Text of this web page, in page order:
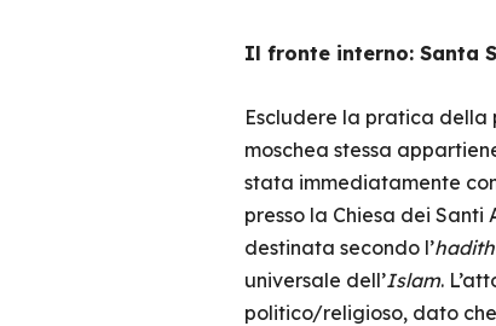
Il fronte interno: Santa
Escludere la pratica
moschea stessa
stata immediatamente
presso la Chiesa dei
destinata secondo l’hadith
universale dell’Islam.
politico/religioso, dato